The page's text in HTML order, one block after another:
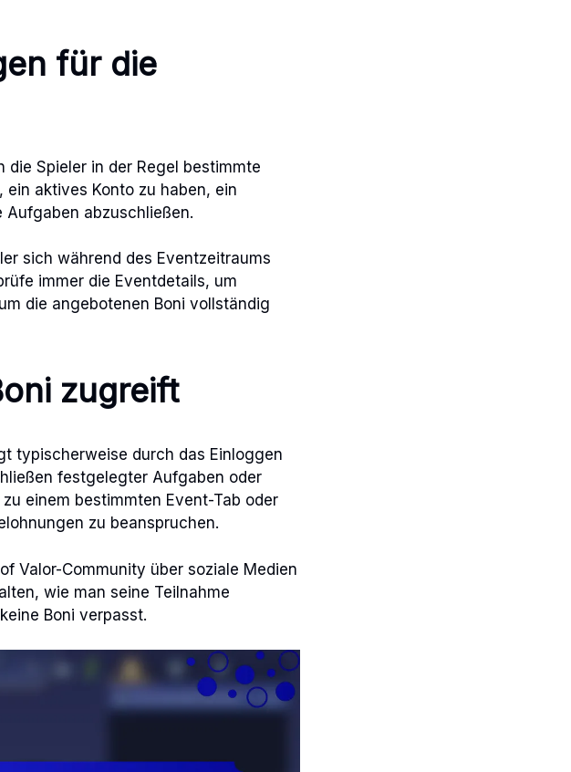
für die
die Spieler in der Regel bestimmte
aktives Konto zu haben, ein
abzuschließen.
sich während des Eventzeitraums
immer die Eventdetails, um
die angebotenen Boni vollständig
zugreift
typischerweise durch das Einloggen
festgelegter Aufgaben oder
einem bestimmten Event-Tab oder
zu beanspruchen.
Valor-Community über soziale Medien
wie man seine Teilnahme
Boni verpasst.